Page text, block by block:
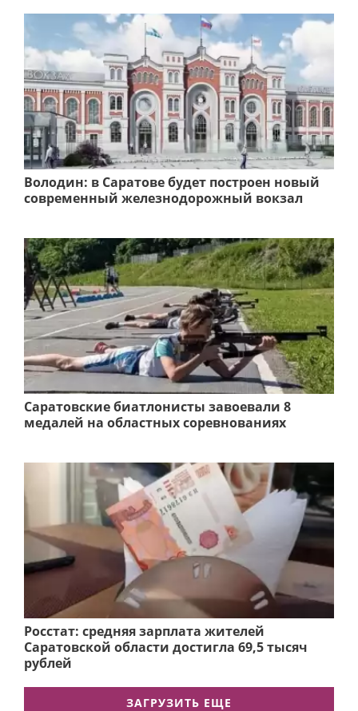
Володин: в Саратове будет построен новый
современный железнодорожный вокзал
Саратовские биатлонисты завоевали 8
медалей на областных соревнованиях
Росстат: средняя зарплата жителей
Саратовской области достигла 69,5 тысяч
рублей
ЗАГРУЗИТЬ ЕЩЕ